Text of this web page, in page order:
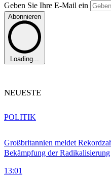
Geben Sie Ihre E-Mail ein
Abonnieren
Loading...
NEUESTE
Großbritannien meldet
Bekämpfung der Radikalisierung
13:01
POLITIK